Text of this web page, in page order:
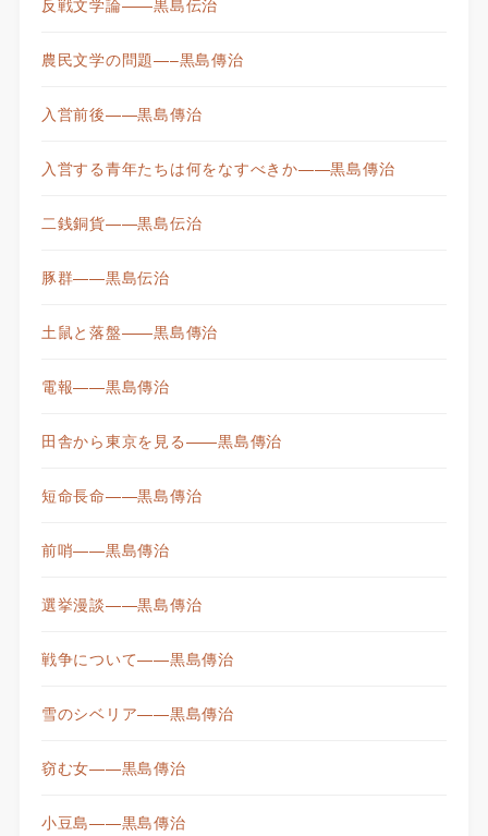
反戦文学論——黒島伝治
農民文学の問題—–黒島傳治
入営前後——黒島傳治
入営する青年たちは何をなすべきか——黒島傳治
二銭銅貨——黒島伝治
豚群——黒島伝治
土鼠と落盤——黒島傳治
電報——黒島傳治
田舎から東京を見る——黒島傳治
短命長命——黒島傳治
前哨——黒島傳治
選挙漫談——黒島傳治
戦争について——黒島傳治
雪のシベリア——黒島傳治
窃む女——黒島傳治
小豆島——黒島傳治